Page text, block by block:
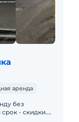
аренда
без
- скидки.